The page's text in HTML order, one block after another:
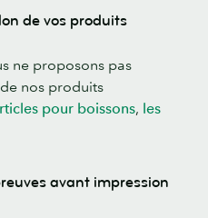
de vos produits
ne proposons pas
nos produits
pour boissons, les
avant impression